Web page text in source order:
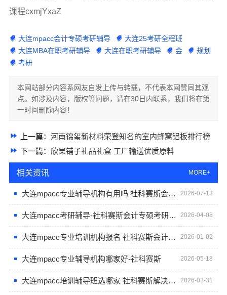
课程cxmjYxaZ
大连mpacc会计专硕考研辅导
大连25考研全程班
大连MBA在职考研辅导
大连在职考研辅导 会
规划
考研
本网站部分内容系网友自发上传与转载，不代表本网赞同其观
点。如涉及内容，版权等问题，请在30日内联系，我们将在第
一时间删除内容！
上一篇： 河南锦玺新材料荣登知名的室内蜂窝铝板排行榜
下一篇： 欣果铺子礼品礼盒 工厂输送优质原料
相关资讯 MORE+
大连mpacc专业辅导机构有用吗 社科赛斯会计专硕辅导培训直冲名校 2026-07-13
大连mpacc考研辅导-社科赛斯会计专硕考研系统学习 避免疏漏 2026-04-08
大连mpacc专业培训机构报名 社科赛斯会计专硕考研全程规划 2026-01-02
大连mpacc专业辅导机构哪家好-社科赛斯 2026-05-18
大连mpacc培训辅导班选哪家 社科赛斯解决各个阶段备考需求 2026-03-31